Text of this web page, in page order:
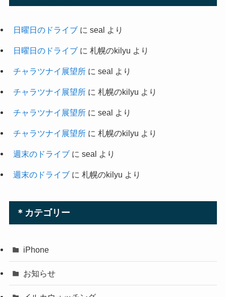
日曜日のドライブに seal より
日曜日のドライブに 札幌のkilyu より
チャラツナイ展望所に seal より
チャラツナイ展望所に 札幌のkilyu より
チャラツナイ展望所に seal より
チャラツナイ展望所に 札幌のkilyu より
週末のドライブに seal より
週末のドライブに 札幌のkilyu より
＊カテゴリー
iPhone
お知らせ